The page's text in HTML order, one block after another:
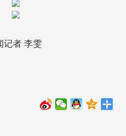
记者 李雯